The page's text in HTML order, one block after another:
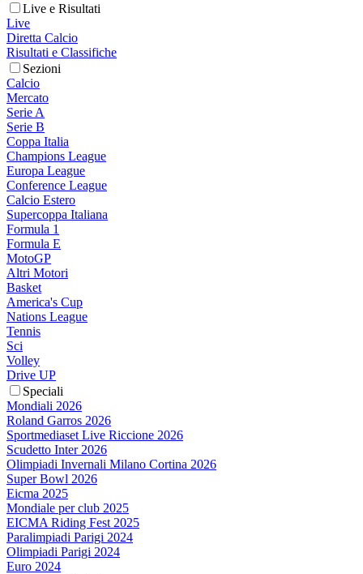
Live e Risultati
Live
Diretta Calcio
Risultati e Classifiche
Sezioni
Calcio
Mercato
Serie A
Serie B
Coppa Italia
Champions League
Europa League
Conference League
Calcio Estero
Supercoppa Italiana
Formula 1
Formula E
MotoGP
Altri Motori
Basket
America's Cup
Nations League
Tennis
Sci
Volley
Drive UP
Speciali
Mondiali 2026
Roland Garros 2026
Sportmediaset Live Riccione 2026
Scudetto Inter 2026
Olimpiadi Invernali Milano Cortina 2026
Super Bowl 2026
Eicma 2025
Mondiale per club 2025
EICMA Riding Fest 2025
Paralimpiadi Parigi 2024
Olimpiadi Parigi 2024
Euro 2024